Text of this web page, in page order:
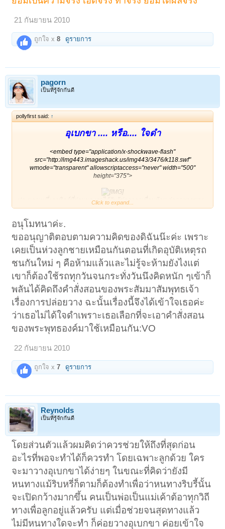
21 กันยายน 2010
ถูกใจ x8 ดูรายการ
pagorn
เป็นที่รู้จักกันดี
pollyfirst said: ↑
อุเบกขา .... หรือ.... ใจดำ
<embed type="application/x-shockwave-flash"
src="http://img443.imageshack.us/img443/3476/k118.swf"
wmode="transparent" allowscriptaccess="never" width="500"
height="375">
ประมาณหนึ่งอาทิตย์ที่ผ่านมา เราได้รับรู้ข่าวจากเพื่อนบ้าน ว่าลูกชายของ
เขา ซึ่งอายุประมาณ 12-13 ปี ไม่สบาย เรากับเพื่อนก็ไปเยี่ยม ตอนนั้นหมอบ
ห้องคนเดียวเพราะกลัวว่าจะไปแพร่เชื้อให้คนไข้รายอื่น เรากับเพื่อนไปเยี่ยม
พยาบาลก็ยังไม่อยากให้เข้า พยาบาลบอกให้บอกให้พ่อของเด็กออกมาคุย
นอกห้องจะดีกว่า สงสัยกลัวเรากับเพื่อนจะติดมั้ง
พ่อของเด็กก็ออกมาคุยกับเรานอกห้อง แต่ดูสีหน้าจะไม่ค่อยดีเท่าไร พ่อของ
เด็กเค้าวิตกกังวลว่าลูกของเขาจะอาการหนัก เราก็ช่วยกันปลอบว่าอย่า
คิดมาก เพราะวัณโรค รักษาหายเพียงแต่ต้องใช้เวลาหลายเดือนเท่านั้นเอง
แต่พ่อของเด็กก็บอกว่า กังวลเพราะที่คอของลูกเขามีก้อนเนื้อใหญ่ขึ้นมา
ช่วงก่อนหน้านี้ไม่มี แล้วเขาก็กลัวเพราะว่าญาติ เขาเป็น "มะเร็ง" ตายมา
หลายรายแล้ว
เราก็ได้แต่ปลอบว่าอย่าคิดมาก อาจจะไม่ร้ายแรงก็ได้
หลังจากนั้นสองสามวัน ก็ได้ข่าวว่า หมอบอกว่าลูกของเขาเป็น "มะเร็งปอด"
อาจอยู่ได้ประมาณ 3 เดือน ทำให้เรากับเพื่อนรู้สึกสงสารน้องเขามาก เพราะ
ว่าตอนที่น้องเขาอายุได้ประมาณ 7-8 ขวบ เขาก็ถูกรถชน ทำให้ต้อง "ผ่าตัด
สมอง" มาแล้ว ไม่รู้ว่าไปทำเวรกรรมอะไรมากมายถึงได้เจอแต่เรื่องร้ายๆ
แบบนี้
เรากับเพื่อนก็คุยกันว่า ถ้าเราเสนอแนะให้พ่อของเด็กไปบวช เพื่อแผ่เมตตา
เราก็เลยส่งอีเมลไปถาม คุณฐิติขวัญ เพื่อให้สอบถามไปยัง ดร.สนอง วรอุไร
คุณฐิติขวัญ ก็เมตตา ตอบอีเมลกลับมา รวมความแล้ว ประมาณว่า ให้เรา
รู้จักอุเบกขา คือให้วางเฉยบ้าง คนเราไม่สามารถที่จะไปแก้กรรมใด ๆได้ ถึง
พ่อเด็กจะบวชให้ลูก แต่ถ้าเจ้ากรรมนายเวรของลูกไม่อโหสิกรรมให้ก็ไม่เกิด
ผลใดๆ
ทำให้เราปลงตกกับชีวิตมากขึ้น "ตัวเรา" ไม่ใช่ของเรา สุดท้ายก็เอาอะไรไป
ไม่ได้แม้แต่อย่างเดียว เพราะฉะนั้นต้องทำวันนี้ให้ดีที่สุด เหมือนว่าวันนี้จะ
เป็น "วันสุดท้าย" ของเรา จะได้ไม่ต้องเสียใจเมื่อจะจากโลกนี้ไป
Click to expand...
อนุโมทนาค่ะ.
ขออนุญาติตอบตามความคิดของดิฉันน๊ะค่ะ เพราะ
เคยเป็นห่วงลูกชายเหมือนกันตอนที่เกิดอุบัติเหตุรถ
ชนกันใหม่ ๆ คือห้ามแล้วและไม่รู้จะห้ามยังไงแต่
เขาก็ต้องใช้รถทุกวันจนกระทั่งวันนึงคิดหนัก ๆเข้าก็
พลันได้คิดถึงคำสั่งสอนของพระสัมมาสัมพุทธเจ้า
เรื่องการปล่อยวาง ฉะนั้นเรื่องนี้จึงได้เข้าใจเธอค่ะ
ว่าเธอไม่ได้ใจดำเพราะเธอเลือกที่จะเอาคำสั่งสอน
ของพระพุทธองค์มาใช้เหมือนกัน:VO
22 กันยายน 2010
ถูกใจ x7 ดูรายการ
Reynolds
เป็นที่รู้จักกันดี
โดยส่วนตัวแล้วผมคิดว่าควรช่วยให้ถึงที่สุดก่อน
อะไรที่พอจะทำได้ก็ควรทำ โดยเฉพาะลูกด้วย ใคร
จะมาวางอุเบกขาได้ง่ายๆ ในขณะที่คิดว่ายังมี
หนทางแม้ริบหรี่ก็ตามก็ต้องทำเพื่อว่าหนทางริบรี้นั้น
จะเปิดกว้างมากขึ้น คนเป็นพ่อเป็นแม่เค้าต้อาทุกวิถี
ทางเพื่อลูกอยู่แล้วครับ แต่เมื่อช่วยจนสุดทางแล้ว
ไม่มีหนทางใดจะทำ ก็ค่อยวางอุเบกขา ค่อยเข้าใจ